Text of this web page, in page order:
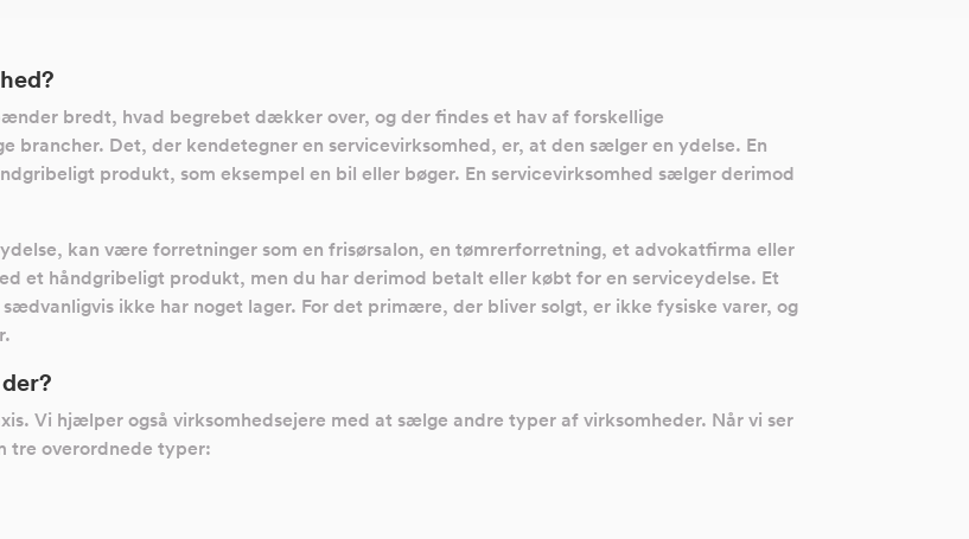
bredt, hvad begrebet dækker over, og der findes et hav af forskellige
brancher. Det, der kendetegner en servicevirksomhed, er, at den sælger en ydelse. En
produkt, som eksempel en bil eller bøger. En servicevirksomhed sælger derimod
kan være forretninger som en frisørsalon, en tømrerforretning, et advokatfirma eller
et håndgribeligt produkt, men du har derimod betalt eller købt for en serviceydelse. Et
ikke har noget lager. For det primære, der bliver solgt, er ikke fysiske varer, og
Vi hjælper også virksomhedsejere med at sælge andre typer af virksomheder. Når vi ser
tre overordnede typer: